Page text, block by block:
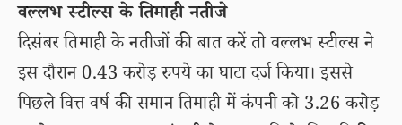
वल्लभ स्टील्स के तिमाही नतीजे
दिसंबर तिमाही के नतीजों की बात करें तो वल्लभ स्टील्स ने
इस दौरान 0.43 करोड़ रुपये का घाटा दर्ज किया। इससे
पिछले वित्त वर्ष की समान तिमाही में कंपनी को 3.26 करोड़